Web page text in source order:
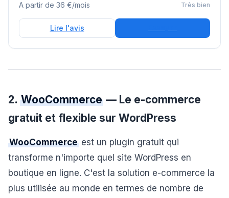
A partir de 36 €/mois Très bien
Lire l'avis
2. WooCommerce — Le e-commerce
gratuit et flexible sur WordPress
WooCommerce est un plugin gratuit qui
transforme n'importe quel site WordPress en
boutique en ligne. C'est la solution e-commerce la
plus utilisée au monde en termes de nombre de